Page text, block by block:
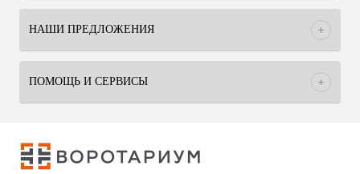
НАШИ ПРЕДЛОЖЕНИЯ
ПОМОЩЬ И СЕРВИСЫ